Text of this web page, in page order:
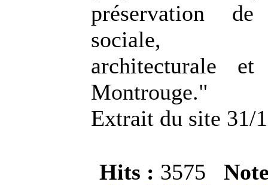
préservation
sociale,
architecturale
Montrouge."
Extrait du site 31/
Hits : 3575